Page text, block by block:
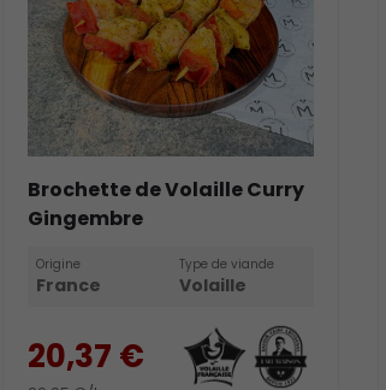
Brochette de Volaille Curry
Gingembre
Origine
France
Type de viande
Volaille
20,37 €